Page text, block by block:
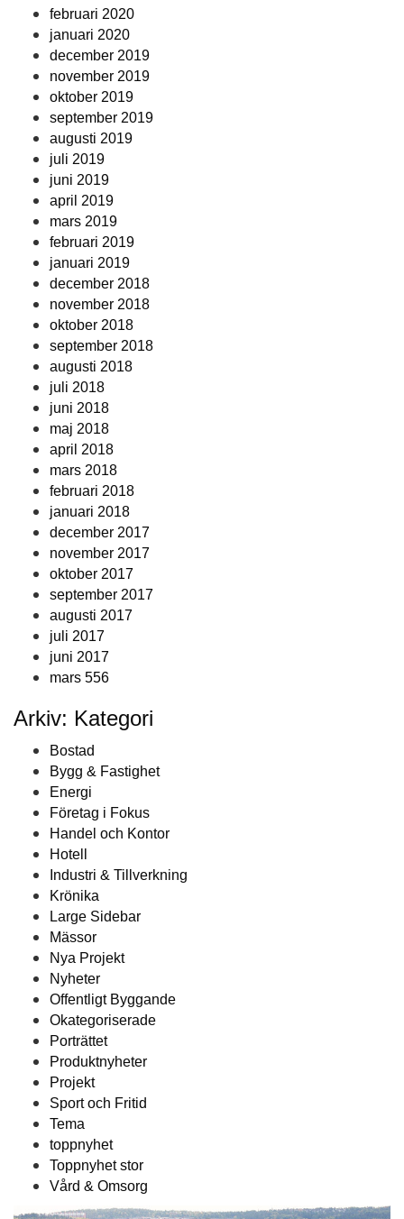
februari 2020
januari 2020
december 2019
november 2019
oktober 2019
september 2019
augusti 2019
juli 2019
juni 2019
april 2019
mars 2019
februari 2019
januari 2019
december 2018
november 2018
oktober 2018
september 2018
augusti 2018
juli 2018
juni 2018
maj 2018
april 2018
mars 2018
februari 2018
januari 2018
december 2017
november 2017
oktober 2017
september 2017
augusti 2017
juli 2017
juni 2017
mars 556
Arkiv: Kategori
Bostad
Bygg & Fastighet
Energi
Företag i Fokus
Handel och Kontor
Hotell
Industri & Tillverkning
Krönika
Large Sidebar
Mässor
Nya Projekt
Nyheter
Offentligt Byggande
Okategoriserade
Porträttet
Produktnyheter
Projekt
Sport och Fritid
Tema
toppnyhet
Toppnyhet stor
Vård & Omsorg